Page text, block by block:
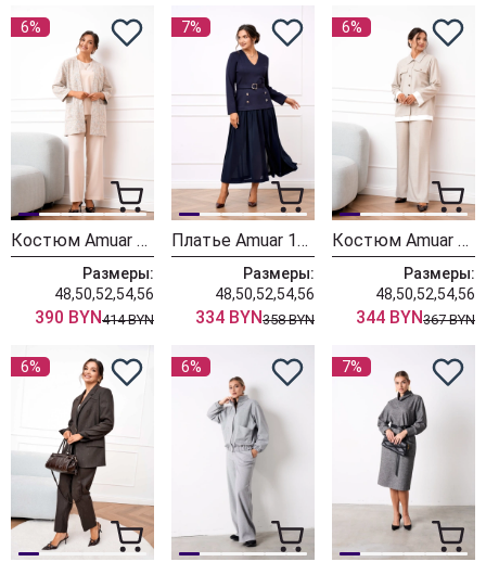
6%
Костюм Amuar 1107
Размеры:
48,50,52,54,56
390 BYN414 BYN
7%
Платье Amuar 1099
Размеры:
48,50,52,54,56
334 BYN358 BYN
6%
Костюм Amuar 1074-1
Размеры:
48,50,52,54,56
344 BYN367 BYN
6% 6% 7%